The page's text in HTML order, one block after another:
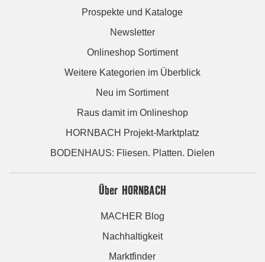
Prospekte und Kataloge
Newsletter
Onlineshop Sortiment
Weitere Kategorien im Überblick
Neu im Sortiment
Raus damit im Onlineshop
HORNBACH Projekt-Marktplatz
BODENHAUS: Fliesen. Platten. Dielen
Über HORNBACH
MACHER Blog
Nachhaltigkeit
Marktfinder